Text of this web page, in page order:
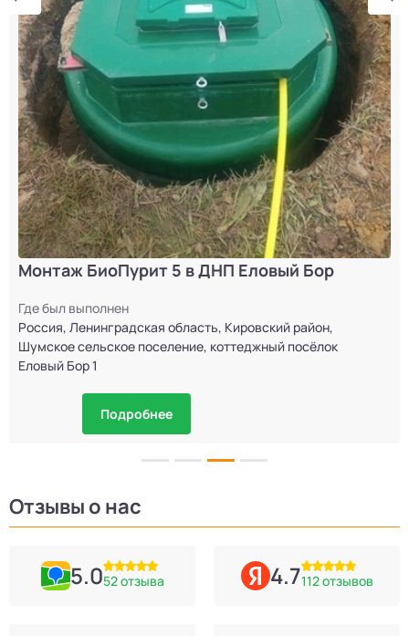
Монтаж БиоПурит 5 в ДНП Еловый Бор
Где был выполнен
Россия, Ленинградская область, Кировский район,
Шумское сельское поселение, коттеджный посёлок
Еловый Бор 1
Подробнее
Отзывы о нас
5.052 отзыва 4.7112 отзывов